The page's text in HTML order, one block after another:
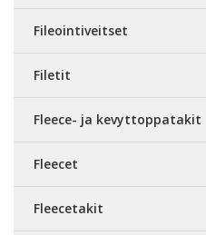
Fileointiveitset
Filetit
Fleece- ja kevyttoppatakit
Fleecet
Fleecetakit